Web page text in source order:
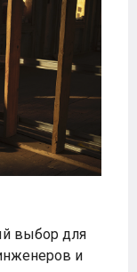
выбор для
и